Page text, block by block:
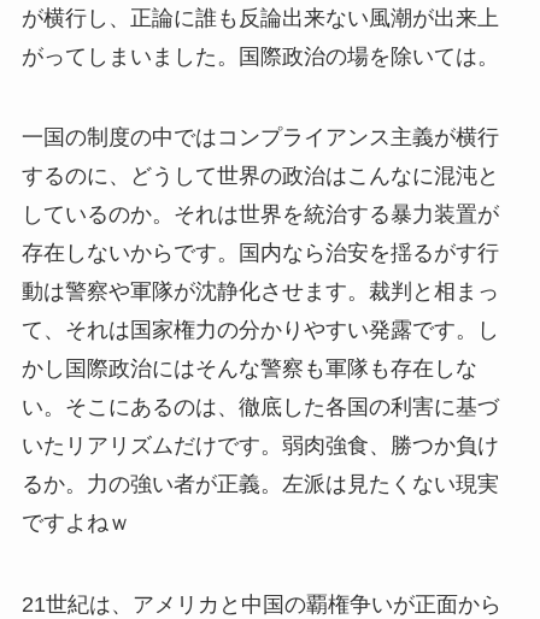
が横行し、正論に誰も反論出来ない風潮が出来上
がってしまいました。国際政治の場を除いては。
一国の制度の中ではコンプライアンス主義が横行
するのに、どうして世界の政治はこんなに混沌と
しているのか。それは世界を統治する暴力装置が
存在しないからです。国内なら治安を揺るがす行
動は警察や軍隊が沈静化させます。裁判と相まっ
て、それは国家権力の分かりやすい発露です。し
かし国際政治にはそんな警察も軍隊も存在しな
い。そこにあるのは、徹底した各国の利害に基づ
いたリアリズムだけです。弱肉強食、勝つか負け
るか。力の強い者が正義。左派は見たくない現実
ですよねｗ
21世紀は、アメリカと中国の覇権争いが正面から